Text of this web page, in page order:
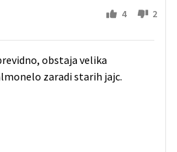
4 2
obstaja velika
zaradi starih jajc.